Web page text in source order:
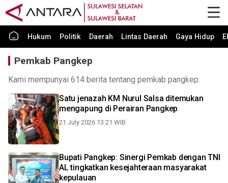
Hukum Politik Daerah Lintas Daerah Gaya Hidup
Pemkab Pangkep
Kami mempunyai 614 berita tentang pemkab pangkep.
Satu jenazah KM Nurul Salsa ditemukan
mengapung di Perairan Pangkep
21 July 2026 13:21 WIB
Bupati Pangkep: Sinergi Pemkab dengan TNI
AL tingkatkan kesejahteraan masyarakat
kepulauan